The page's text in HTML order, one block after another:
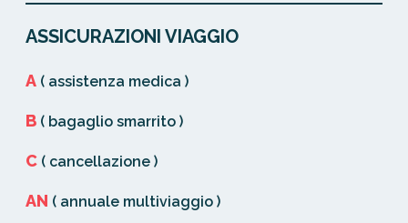
ASSICURAZIONI VIAGGIO
A ( assistenza medica )
B ( bagaglio smarrito )
C ( cancellazione )
AN ( annuale multiviaggio )